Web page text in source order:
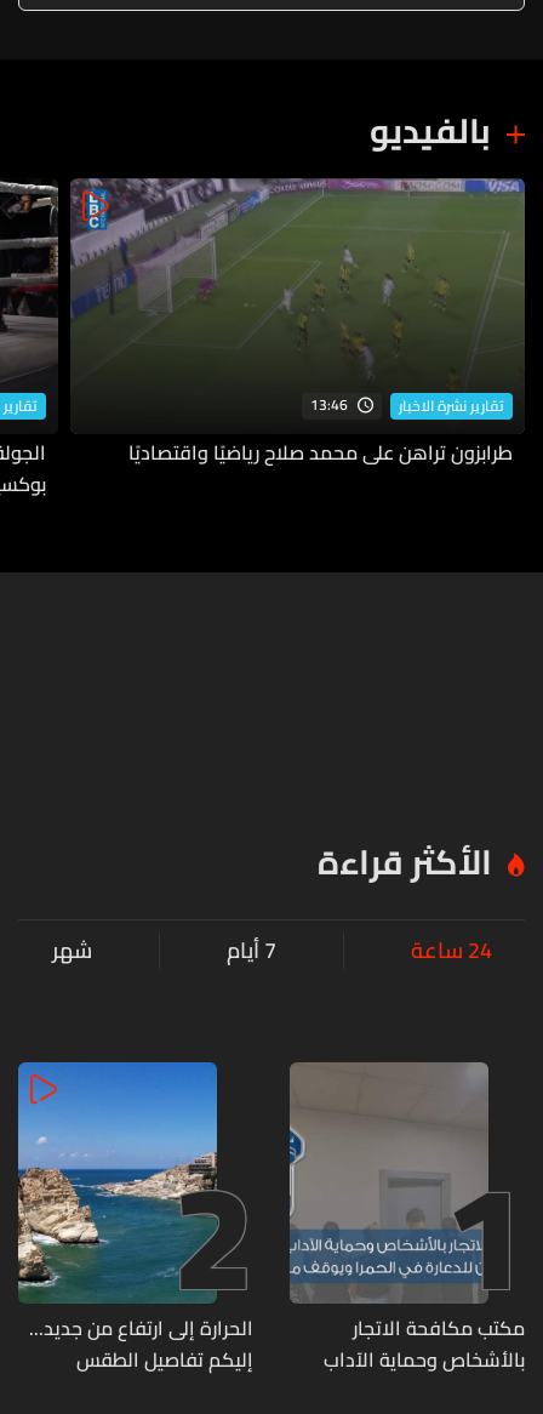
بالفيديو
تقارير نشرة الاخبار 13:46
طرابزون تراهن على محمد صلاح رياضيًا واقتصاديًا
الأكثر قراءة
24 ساعة 7 أيام شهر
1
مكتب مكافحة الاتجار
بالأشخاص وحماية الآداب
2
الحرارة إلى ارتفاع من جديد...
إليكم تفاصيل الطقس